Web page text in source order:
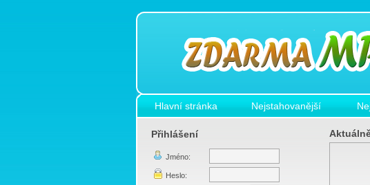
Hlavní stránka Nejstahovanější
Přihlášení
Jméno:
Heslo: